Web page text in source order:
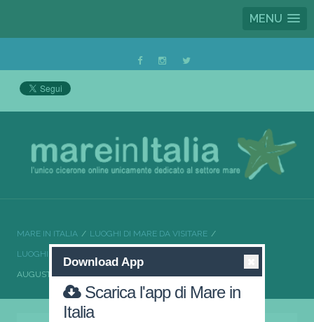
MENU
MARE IN ITALIA LUOGHI DI MARE DA VISITARE
LUOGHI DI MARE DA VISITARE SICILIA
AUGUSTA SPIAGGE INDIMENTICABILI
Download App
Scarica l'app di Mare in
Italia